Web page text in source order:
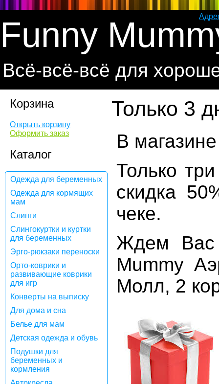
Funny
Всё-всё-всё для
Корзина
Открыть корзину
Оформить заказ
Каталог
Одежда для беременных
Одежда для кормящих
мам
Слинги
Слингокуртки и куртки
для беременных
Эрго-рюкзаки переноски
Орто-коврики и
развивающие коврики
для игр
Конверты на выписку
Для дома и сна
Белье для мам
Детская одежда и обувь
Подушки для
беременных и
кормления
Только 3
В
Только
скидка
чеке.
Ждем Вас
Mummy
Молл, 2